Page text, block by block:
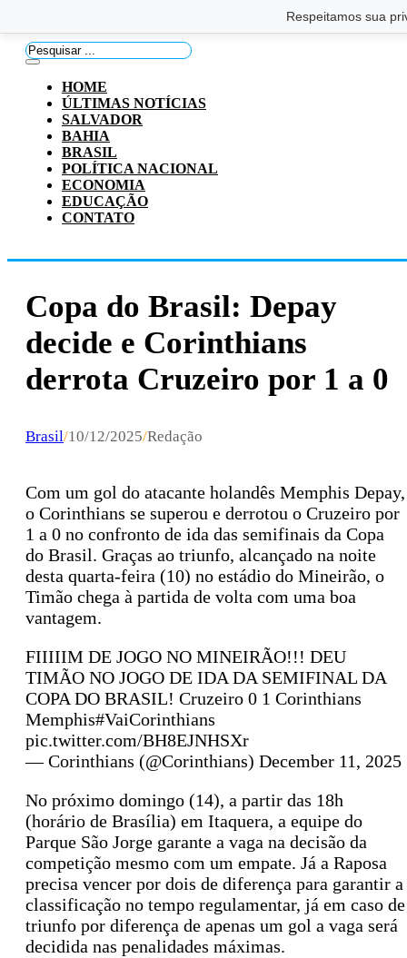
Respeitamos sua
Pesquisar
...
HOME
ÚLTIMAS NOTÍCIAS
SALVADOR
BAHIA
BRASIL
POLÍTICA NACIONAL
ECONOMIA
EDUCAÇÃO
CONTATO
Copa do Brasil: Depay
decide e Corinthians
derrota Cruzeiro por 1 a 0
Brasil/10/12/2025/Redação
Com um gol do atacante holandês Memphis Depay,
o Corinthians se superou e derrotou o Cruzeiro por
1 a 0 no confronto de ida das semifinais da Copa
do Brasil. Graças ao triunfo, alcançado na noite
desta quarta-feira (10) no estádio do Mineirão, o
Timão chega à partida de volta com uma boa
vantagem.
FIIIIIM DE JOGO NO MINEIRÃO!!! DEU
TIMÃO NO JOGO DE IDA DA SEMIFINAL DA
COPA DO BRASIL! Cruzeiro 0 1 Corinthians
Memphis#VaiCorinthians
pic.twitter.com/BH8EJNHSXr
— Corinthians (@Corinthians) December 11, 2025
No próximo domingo (14), a partir das 18h
(horário de Brasília) em Itaquera, a equipe do
Parque São Jorge garante a vaga na decisão da
competição mesmo com um empate. Já a Raposa
precisa vencer por dois de diferença para garantir a
classificação no tempo regulamentar, já em caso de
triunfo por diferença de apenas um gol a vaga será
decidida nas penalidades máximas.